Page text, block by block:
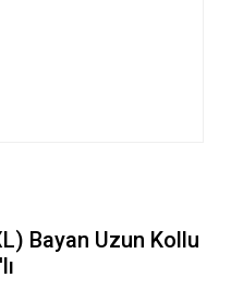
Bayan Uzun Kollu